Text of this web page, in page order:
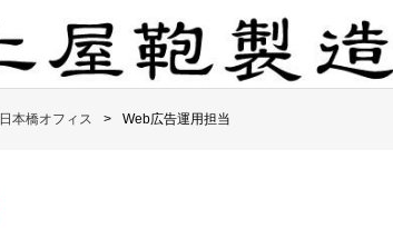
日本橋オフィス Web広告運用担当